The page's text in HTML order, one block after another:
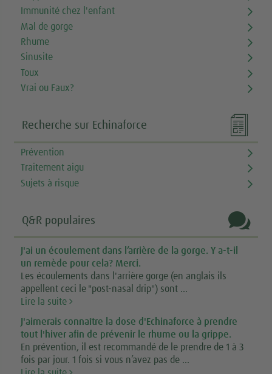
Immunité chez l'enfant
Mal de gorge
Rhume
Sinusite
Toux
Vrai ou Faux?

Recherche sur Echinaforce
Prévention
Traitement aigu
Sujets à risque
Q&R populaires 
J'ai un écoulement dans l’arrière de la gorge. Y a-t-il
un remède pour cela? Merci.
Les écoulements dans l'arrière gorge (en anglais ils
appellent ceci le "post-nasal drip") sont ...
Lire la suite
J'aimerais connaître la dose d'Echinaforce à prendre
tout l'hiver afin de prévenir le rhume ou la grippe.
En prévention, il est recommandé de le prendre de 1 à 3
fois par jour. 1 fois si vous n’avez pas de ...